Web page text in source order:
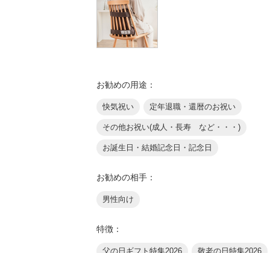
お勧めの用途：
快気祝い 定年退職・還暦のお祝い
その他お祝い(成人・長寿 など・・・)
お誕生日・結婚記念日・記念日
お勧めの相手：
男性向け
特徴：
父の日ギフト特集2026 敬老の日特集2026